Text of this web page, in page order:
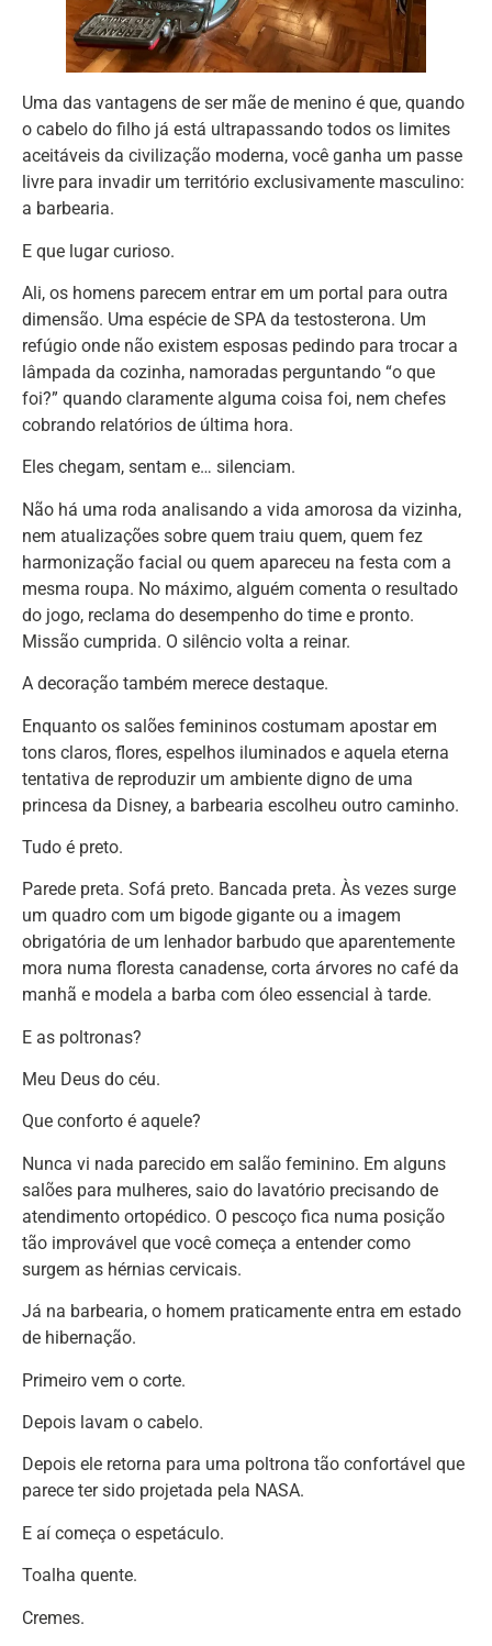
Uma das vantagens de ser mãe de menino é que, quando
o cabelo do filho já está ultrapassando todos os limites
aceitáveis da civilização moderna, você ganha um passe
livre para invadir um território exclusivamente masculino:
a barbearia.
E que lugar curioso.
Ali, os homens parecem entrar em um portal para outra
dimensão. Uma espécie de SPA da testosterona. Um
refúgio onde não existem esposas pedindo para trocar a
lâmpada da cozinha, namoradas perguntando “o que
foi?” quando claramente alguma coisa foi, nem chefes
cobrando relatórios de última hora.
Eles chegam, sentam e… silenciam.
Não há uma roda analisando a vida amorosa da vizinha,
nem atualizações sobre quem traiu quem, quem fez
harmonização facial ou quem apareceu na festa com a
mesma roupa. No máximo, alguém comenta o resultado
do jogo, reclama do desempenho do time e pronto.
Missão cumprida. O silêncio volta a reinar.
A decoração também merece destaque.
Enquanto os salões femininos costumam apostar em
tons claros, flores, espelhos iluminados e aquela eterna
tentativa de reproduzir um ambiente digno de uma
princesa da Disney, a barbearia escolheu outro caminho.
Tudo é preto.
Parede preta. Sofá preto. Bancada preta. Às vezes surge
um quadro com um bigode gigante ou a imagem
obrigatória de um lenhador barbudo que aparentemente
mora numa floresta canadense, corta árvores no café da
manhã e modela a barba com óleo essencial à tarde.
E as poltronas?
Meu Deus do céu.
Que conforto é aquele?
Nunca vi nada parecido em salão feminino. Em alguns
salões para mulheres, saio do lavatório precisando de
atendimento ortopédico. O pescoço fica numa posição
tão improvável que você começa a entender como
surgem as hérnias cervicais.
Já na barbearia, o homem praticamente entra em estado
de hibernação.
Primeiro vem o corte.
Depois lavam o cabelo.
Depois ele retorna para uma poltrona tão confortável que
parece ter sido projetada pela NASA.
E aí começa o espetáculo.
Toalha quente.
Cremes.